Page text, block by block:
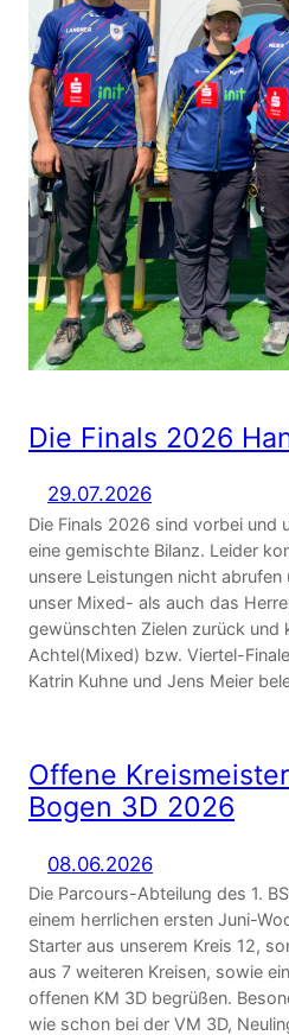
Die Finals 2026
29.07.2026
Die Finals 2026 sind vorbei und
eine gemischte Bilanz. Leider
unsere Leistungen nicht
unser Mixed- als auch das
gewünschten Zielen zurück und
Achtel(Mixed) bzw. Viertel-
Katrin Kuhne und Jens Meier
Offene
Bogen 3D 2026
08.06.2026
Die Parcours-Abteilung des 1.
einem herrlichen ersten Juni-
Starter aus unserem Kreis 12,
aus 7 weiteren Kreisen, sowie
offenen KM 3D begrüßen.
wie schon bei der VM 3D,